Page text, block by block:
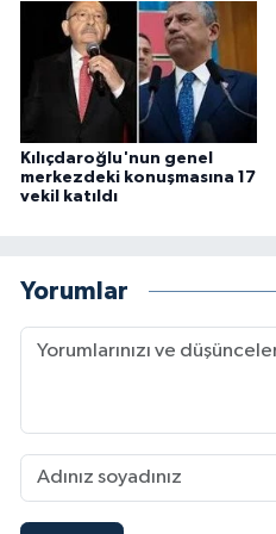
Kılıçdaroğlu'nun genel
merkezdeki konuşmasına 17
vekil katıldı
Yorumlar